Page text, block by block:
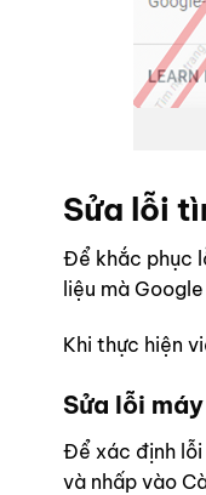
Sửa lỗi
Để khắc phục
liệu mà
Khi thực hiện
Sửa lỗi
Để xác định lỗi
và nhấp vào